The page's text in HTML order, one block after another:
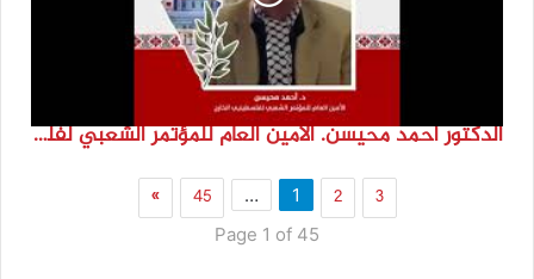
الدكتور احمد محيسن. الامين العام للمؤتمر الشعبي لفلسطينيي الخارج
1 2 3
…
45
»
Page 1 of 45